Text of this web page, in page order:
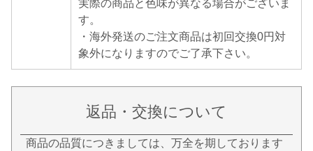
実際の商品と色味が異なる場合がございま
す。
・海外発送のご注文商品は初回交換0円対
象外になりますのでご了承下さい。
返品・交換について
商品の品質につきましては、万全を期しております